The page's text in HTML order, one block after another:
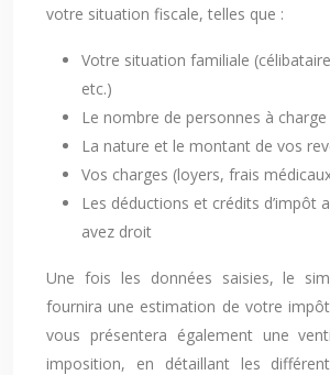
votre situation fiscale, telles que :
Votre situation familiale
etc.)
Le nombre de personnes à charge
La nature et le montant de vos
Vos charges (loyers, frais
Les déductions et crédits d’impôt
avez droit
Une fois les données saisies, le
fournira une estimation de votre
vous présentera également une
imposition, en détaillant les